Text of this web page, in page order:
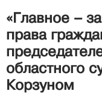
«Главное –
права
областного
Корзуном